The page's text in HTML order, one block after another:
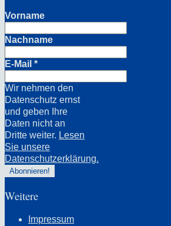
Vorname
Nachname
E-Mail *
Wir nehmen den
Datenschutz ernst
und geben Ihre
Daten nicht an
Dritte weiter. Lesen
Sie unsere
Datenschutzerklärung.
Weitere
Impressum